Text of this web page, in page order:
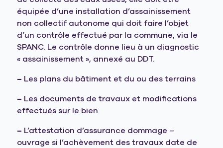
équipée d’une installation d’assainissement
non collectif autonome qui doit faire l’objet
d’un contrôle effectué par la commune, via le
SPANC. Le contrôle donne lieu à un diagnostic
« assainissement », annexé au DDT.
– Les plans du bâtiment et du ou des terrains
– Les documents de travaux et modifications
effectués sur le bien
– L’attestation d’assurance dommage –
ouvrage si l’achèvement des travaux date de